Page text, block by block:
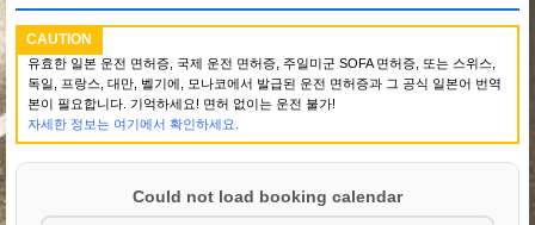
CAUTION
유효한 일본 운전 면허증, 국제 운전 면허증, 주일미군 SOFA 면허증, 또는 스위스,
독일, 프랑스, 대만, 벨기에, 모나코에서 발급된 운전 면허증과 그 공식 일본어 번역
본이 필요합니다. 기억하세요! 면허 없이는 운전 불가!
자세한 정보는 여기에서 확인하세요.
Could not load booking calendar